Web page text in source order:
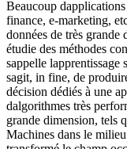
Beaucoup
finance, e-marketing,
données de très
étudie des méthodes
sappelle lapprentissage
sagit, in fine, de
décision dédiés à une
dalgorithmes très
grande dimension, tels
Machines dans le